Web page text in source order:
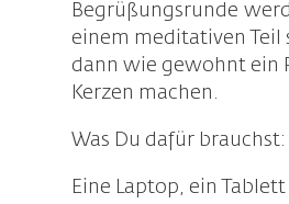
Begrüßungsrunde
einem meditativen Teil
dann wie gewohnt ein
Kerzen machen.
Was Du dafür brauchst:
Eine Laptop, ein